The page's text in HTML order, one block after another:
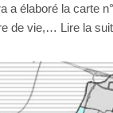
a élaboré la carte
de vie,… Lire la